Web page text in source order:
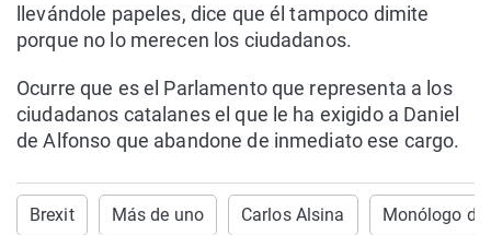
llevándole papeles, dice que él tampoco dimite
porque no lo merecen los ciudadanos.
Ocurre que es el Parlamento que representa a los
ciudadanos catalanes el que le ha exigido a Daniel
de Alfonso que abandone de inmediato ese cargo.
Brexit Más de uno Carlos Alsina Monólogo de